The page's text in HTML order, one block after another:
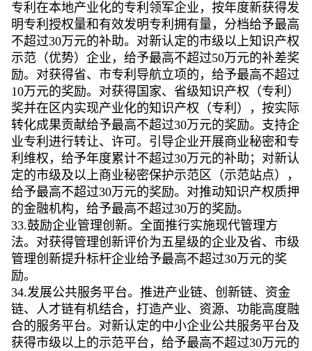
专利在本地产业化的专利领军企业，按年度新获得发
明专利授权量和有效发明专利拥有量，分档给予最高
不超过30万元的补助。对新认定的市级以上知识产权
示范（优势）企业，给予最高不超过50万元的补差奖
励。对获得省、市专利导航立项的，给予最高不超过
10万元的奖励。对获得国家、省级知识产权（专利）
奖并在区内实现产业化的知识产权（专利），按实际
转化成果贡献给予最高不超过30万元的奖励。支持企
业专利进行转让、许可。引导企业开展商业秘密和专
利维权，给予年度累计不超过30万元的补助；对新认
定的市级及以上商业秘密保护示范区（示范站点），
给予最高不超过30万元的奖励。对推动知识产权质押
的金融机构，给予最高不超过30万的奖励。
33.鼓励企业管理创新。全面推行实施现代管理方
法。对获得管理创新评价为五星级的企业及省、市级
管理创新提升标杆企业给予最高不超过30万元的奖
励。
34.发展公共服务平台。推进产业链、创新链、资金
链、人才链有机结合，打造产业、资源、功能高度融
合的服务平台。对新认定的中小企业公共服务平台及
获得市级以上的示范平台，给予最高不超过30万元的